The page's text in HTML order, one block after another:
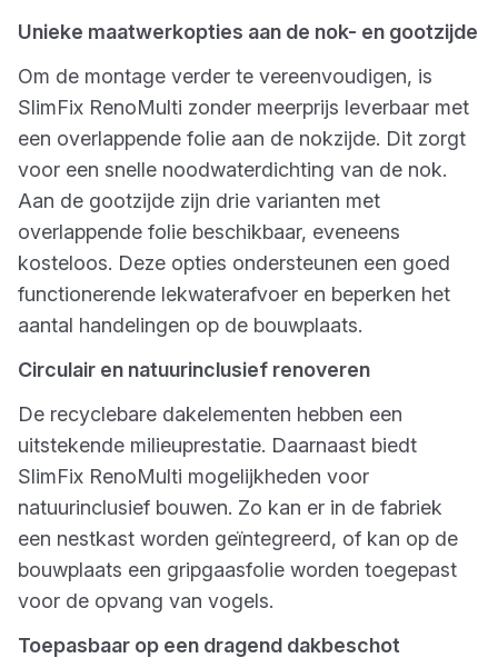
Unieke maatwerkopties aan de nok- en gootzijde
Om de montage verder te vereenvoudigen, is
SlimFix RenoMulti zonder meerprijs leverbaar met
een overlappende folie aan de nokzijde. Dit zorgt
voor een snelle noodwaterdichting van de nok.
Aan de gootzijde zijn drie varianten met
overlappende folie beschikbaar, eveneens
kosteloos. Deze opties ondersteunen een goed
functionerende lekwaterafvoer en beperken het
aantal handelingen op de bouwplaats.
Circulair en natuurinclusief renoveren
De recyclebare dakelementen hebben een
uitstekende milieuprestatie. Daarnaast biedt
SlimFix RenoMulti mogelijkheden voor
natuurinclusief bouwen. Zo kan er in de fabriek
een nestkast worden geïntegreerd, of kan op de
bouwplaats een gripgaasfolie worden toegepast
voor de opvang van vogels.
Toepasbaar op een dragend dakbeschot